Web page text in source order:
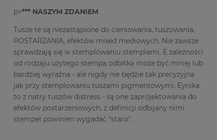
p>*** NASZYM ZDANIEM
Tusze te są niezastąpione do cieniowania, tuszowania,
POSTARZANIA, efektów mixed mediowych. Nie zawsze
sprawdzają się w stemplowaniu stemplami. E zależności
od rodzaju uzytego stempa odbitka może być mniej lub
bardziej wyraźna - ale nigdy nie będzie tak precyzyjna
jak przy stemplowaniu tuszami pigmentowymi. Eynika
to z natry tuszów distress - są one zaprojektowania do
efektów postarzeniowych, z definicji odbijany nimi
stempel powinien wygadać "staro".